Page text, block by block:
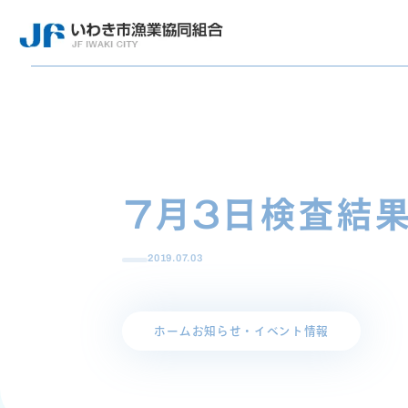
7月3日検査結果
2019.07.03
ホーム お知らせ・イベント情報